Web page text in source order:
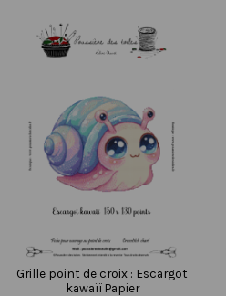
Grille point de croix : Escargot
kawaïï Papier